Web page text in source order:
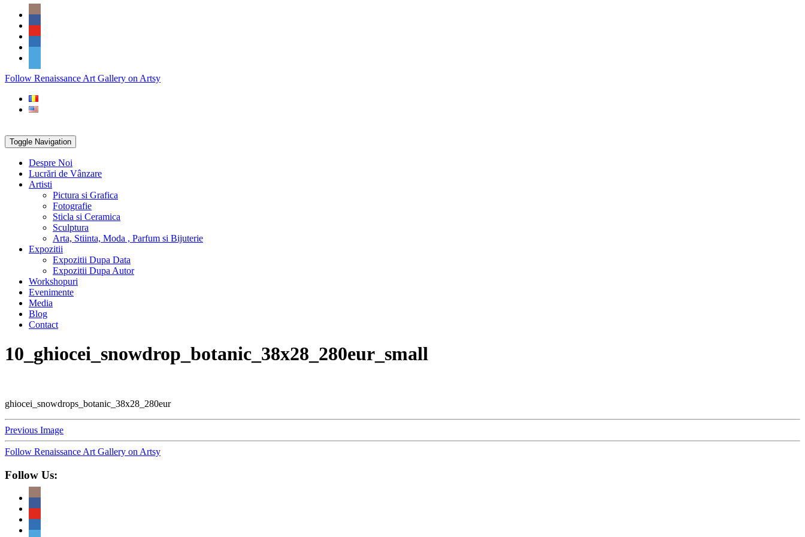
Skip
content
Social
Icons
PARTENER
Follow Renaissance Art Gallery on Artsy
Toggle Navigation
Despre Noi
Lucrări de Vânzare
Artisti
Pictura si Grafica
Fotografie
Sticla si Ceramica
Sculptura
Arta, Stiinta, Moda , Parfum si Bijuterie
Expozitii
Expozitii Dupa Data
Expozitii Dupa Autor
Workshopuri
Evenimente
Media
Blog
Contact
10_ghiocei_snowdrop_botanic_38x28_280eur_small
ghiocei_snowdrops_botanic_38x28_280eur
Previous Image
Follow Renaissance Art Gallery on Artsy
Follow Us: